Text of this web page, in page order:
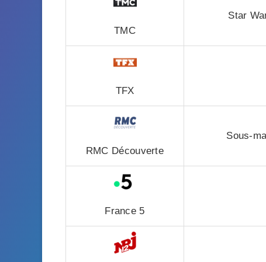
TMC
Star
TFX
RMC Découverte
Sous-
France 5